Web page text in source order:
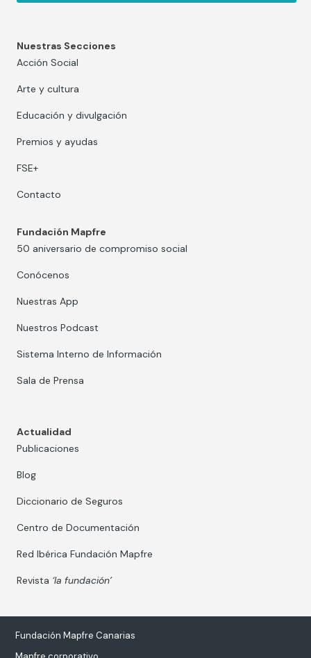
Nuestras Secciones
Acción Social
Arte y cultura
Educación y divulgación
Premios y ayudas
FSE+
Contacto
Fundación Mapfre
50 aniversario de compromiso social
Conócenos
Nuestras App
Nuestros Podcast
Sistema Interno de Información
Sala de Prensa
Actualidad
Publicaciones
Blog
Diccionario de Seguros
Centro de Documentación
Red Ibérica Fundación Mapfre
Revista ‘la fundación’
Fundación Mapfre Canarias